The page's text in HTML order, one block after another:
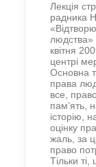
Лекція
радника
людства»
квітня
центрі
Основна
права
все,
пам’ять,
історію,
оцінку
жаль, за
право
Тільки